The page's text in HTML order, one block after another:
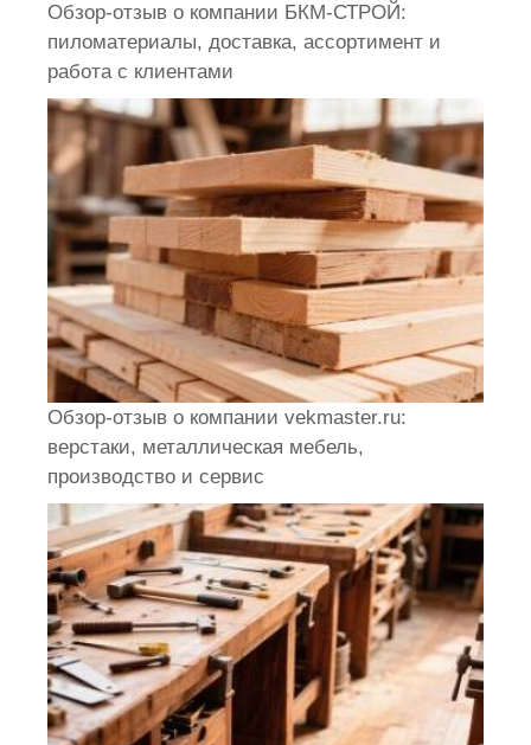
Обзор-отзыв о компании БКМ-СТРОЙ:
пиломатериалы, доставка, ассортимент и
работа с клиентами
Обзор-отзыв о компании vekmaster.ru:
верстаки, металлическая мебель,
производство и сервис